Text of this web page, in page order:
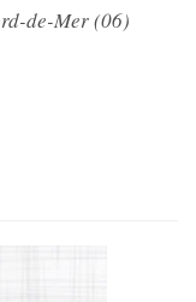
de-Mer (06)